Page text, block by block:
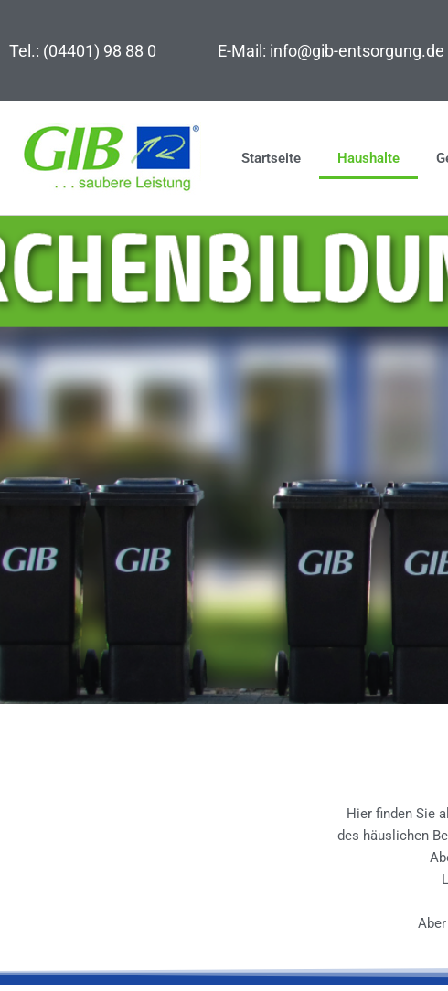
springen
Tel.: (04401) 98 88 0 E-Mail: info@gib-entsorgung.de
Startseite Haushalte
Hier finden Sie
des häuslichen